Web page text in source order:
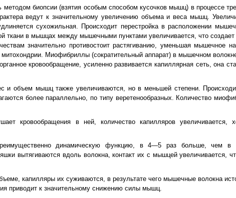
биопсии (взятия особым способом кусочков мышц) в процессе
ведут к значительному увеличению объема и веса мышц.
сухожильная. Происходит перестройка в расположении
ткани в мышцах между мышечными пунктами увеличивается, что
значительно противостоит растягиванию, уменьшая мышечное
Миофибриллы (сократительный аппарат) в мышечном
кровообращение, усиленно развивается капиллярная сеть, она
и объем мышц также увеличиваются, но в меньшей степени.
более параллельно, по типу веретенообразных. Количество
кровообращения в ней, количество капилляров увеличивается,
динамическую функцию, в 4—5 раз больше, чем
вытягиваются вдоль волокна, контакт их с мышцей увеличивается,
капилляры их суживаются, в результате чего мышечные волокна
приводит к значительному снижению силы мышц.